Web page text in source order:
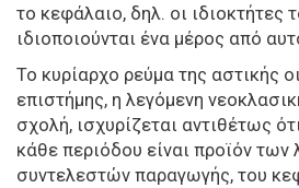
το κεφάλαιο, δηλ. οι ιδιοκτήτες
ιδιοποιούνται ένα μέρος από
Το κυρίαρχο ρεύμα της αστικής
επιστήμης, η λεγόμενη
σχολή, ισχυρίζεται αντιθέτως
κάθε περιόδου είναι προϊόν των
συντελεστών παραγωγής, του